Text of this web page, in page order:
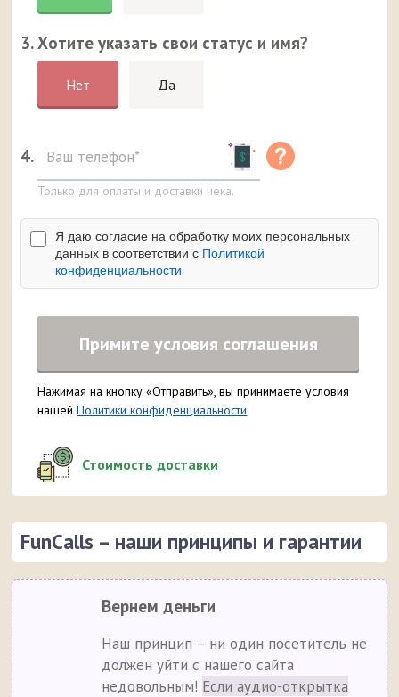
3. Хотите указать свои статус и имя?
Нет Да
4.
Только для оплаты и доставки чека.
Я даю согласие на обработку моих персональных
данных в соответствии с Политикой
конфиденциальности
Примите условия соглашения
Нажимая на кнопку «Отправить», вы принимаете условия
нашейПолитики конфиденциальности.
Стоимость доставки
FunCalls – наши принципы и гарантии
Вернем деньги
Наш принцип – ни один посетитель не
должен уйти с нашего сайта
недовольным! Если аудио-открытка